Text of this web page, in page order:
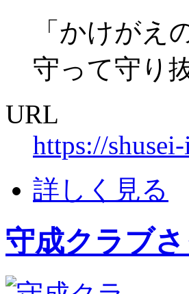
「かけがえ
守って守り
URL
https://
詳しく見る
守成クラブ